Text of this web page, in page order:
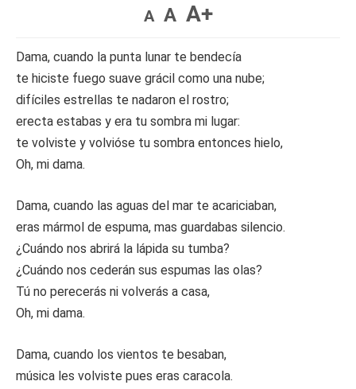
A A A+
Dama, cuando la punta lunar te bendecía
te hiciste fuego suave grácil como una nube;
difíciles estrellas te nadaron el rostro;
erecta estabas y era tu sombra mi lugar:
te volviste y volvióse tu sombra entonces hielo,
Oh, mi dama.
Dama, cuando las aguas del mar te acariciaban,
eras mármol de espuma, mas guardabas silencio.
¿Cuándo nos abrirá la lápida su tumba?
¿Cuándo nos cederán sus espumas las olas?
Tú no perecerás ni volverás a casa,
Oh, mi dama.
Dama, cuando los vientos te besaban,
música les volviste pues eras caracola.